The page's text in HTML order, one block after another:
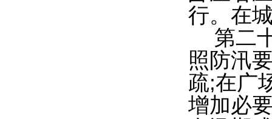
行。在
第二
照防汛
疏;在广
增加必